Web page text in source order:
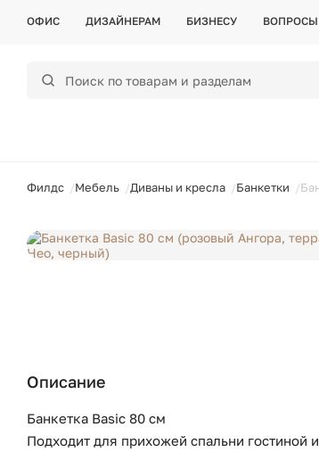
ОФИС ДИЗАЙНЕРАМ БИЗНЕСУ ВОПРОСЫ
Филдс Мебель Диваны и кресла Банкетки
Описание
Банкетка Basic 80 см
Подходит для прихожей спальни гостиной